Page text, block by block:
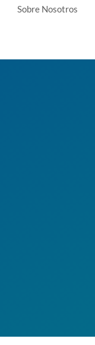
Sobre Nosotros